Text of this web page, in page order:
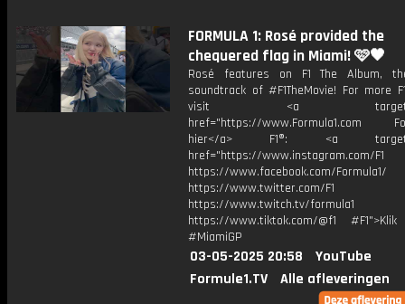
FORMULA 1: Rosé provided the
chequered flag in Miami! 🩷🖤
Rosé features on F1 The Album,
soundtrack of #F1TheMovie! For more
visit <a
href="https://www.Formula1.com
hier</a> F1®: <a
href="https://www.instagram.com/F1
https://www.facebook.com/Formula1/
https://www.twitter.com/F1
https://www.twitch.tv/formula1
https://www.tiktok.com/@f1
#MiamiGP
03-05-2025 20:58
YouTube
Formule1.TV
Alle afleveringen